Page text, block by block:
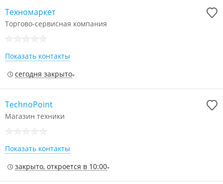
Техномаркет
Торгово-сервисная компания
Показать контакты
сегодня закрыто
TechnoPoint
Магазин техники
Показать контакты
закрыто, откроется в 10:00